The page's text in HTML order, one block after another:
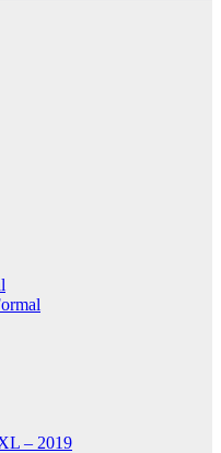
– 2019